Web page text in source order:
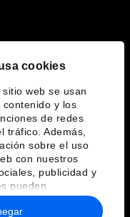
cookies
web se usan
y los
de redes
tráfico. Además,
sobre el uso
con nuestros
publicidad y
pueden
información que les
que hayan